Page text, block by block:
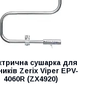
сушарка для
Zerix Viper EPV-
4060R (ZX4920)